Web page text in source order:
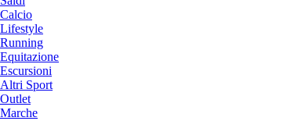
Calcio
Lifestyle
Running
Equitazione
Escursioni
Altri Sport
Outlet
Marche